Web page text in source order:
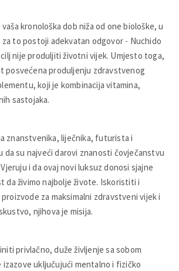
kronološka dob niža od one biološke, u
za to postoji adekvatan odgovor - Nuchido
cilj nije produljiti životni vijek. Umjesto toga,
posvećena produljenju zdravstvenog
koji je kombinacija vitamina,
sastojaka.
znanstvenika, liječnika, futurista i
da su najveći darovi znanosti čovječanstvu
i da ovaj novi luksuz donosi sjajne
da živimo najbolje živote. Iskoristiti i
za maksimalni zdravstveni vijek i
njihova je misija.
privlačno, duže življenje sa sobom
izazove uključujući mentalno i fizičko